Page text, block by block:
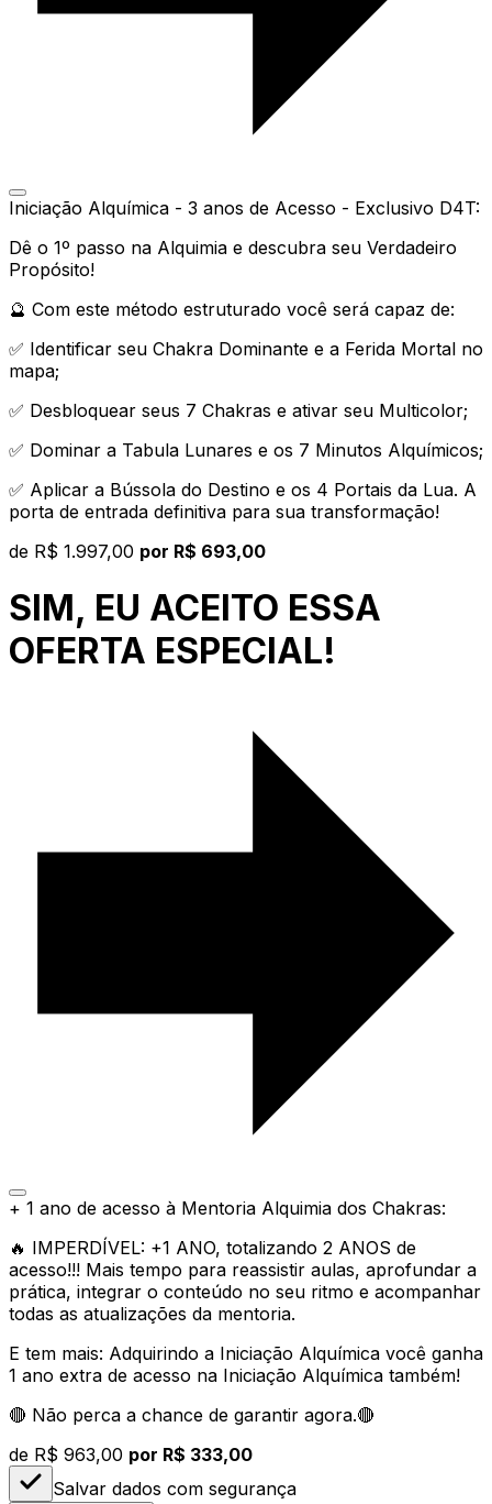
Iniciação Alquímica - 3 anos de Acesso - Exclusivo D4T:
Dê o 1º passo na Alquimia e descubra seu Verdadeiro
Propósito!
🔮 Com este método estruturado você será capaz de:
✅ Identificar seu Chakra Dominante e a Ferida Mortal no
mapa;
✅ Desbloquear seus 7 Chakras e ativar seu Multicolor;
✅ Dominar a Tabula Lunares e os 7 Minutos Alquímicos;
✅ Aplicar a Bússola do Destino e os 4 Portais da Lua. A
porta de entrada definitiva para sua transformação!
de R$ 1.997,00 por R$ 693,00
SIM, EU ACEITO ESSA
OFERTA ESPECIAL!
+ 1 ano de acesso à Mentoria Alquimia dos Chakras:
🔥 IMPERDÍVEL: +1 ANO, totalizando 2 ANOS de
acesso!!! Mais tempo para reassistir aulas, aprofundar a
prática, integrar o conteúdo no seu ritmo e acompanhar
todas as atualizações da mentoria.
E tem mais: Adquirindo a Iniciação Alquímica você ganha
1 ano extra de acesso na Iniciação Alquímica também!
🔴 Não perca a chance de garantir agora.🔴
de R$ 963,00 por R$ 333,00
Salvar dados com segurança